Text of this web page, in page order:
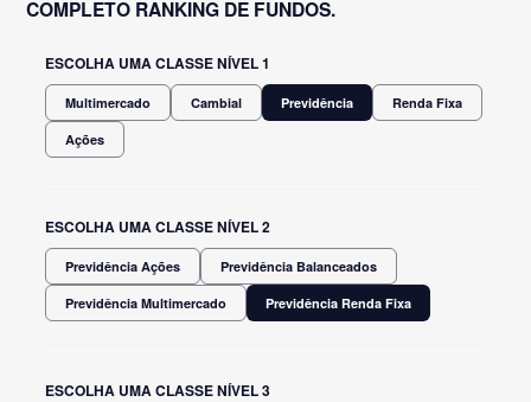
COMPLETO RANKING DE FUNDOS.
ESCOLHA UMA CLASSE NÍVEL 1
Multimercado Cambial Previdência Renda Fixa
Ações
ESCOLHA UMA CLASSE NÍVEL 2
Previdência Ações Previdência Balanceados
Previdência Multimercado Previdência Renda Fixa
ESCOLHA UMA CLASSE NÍVEL 3